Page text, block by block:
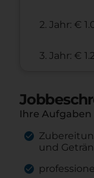
2. Jahr: €
3. Jahr: €
Ihre Aufgaben
und